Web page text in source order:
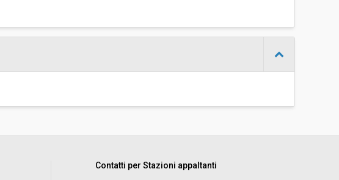
Contatti per Stazioni appaltanti